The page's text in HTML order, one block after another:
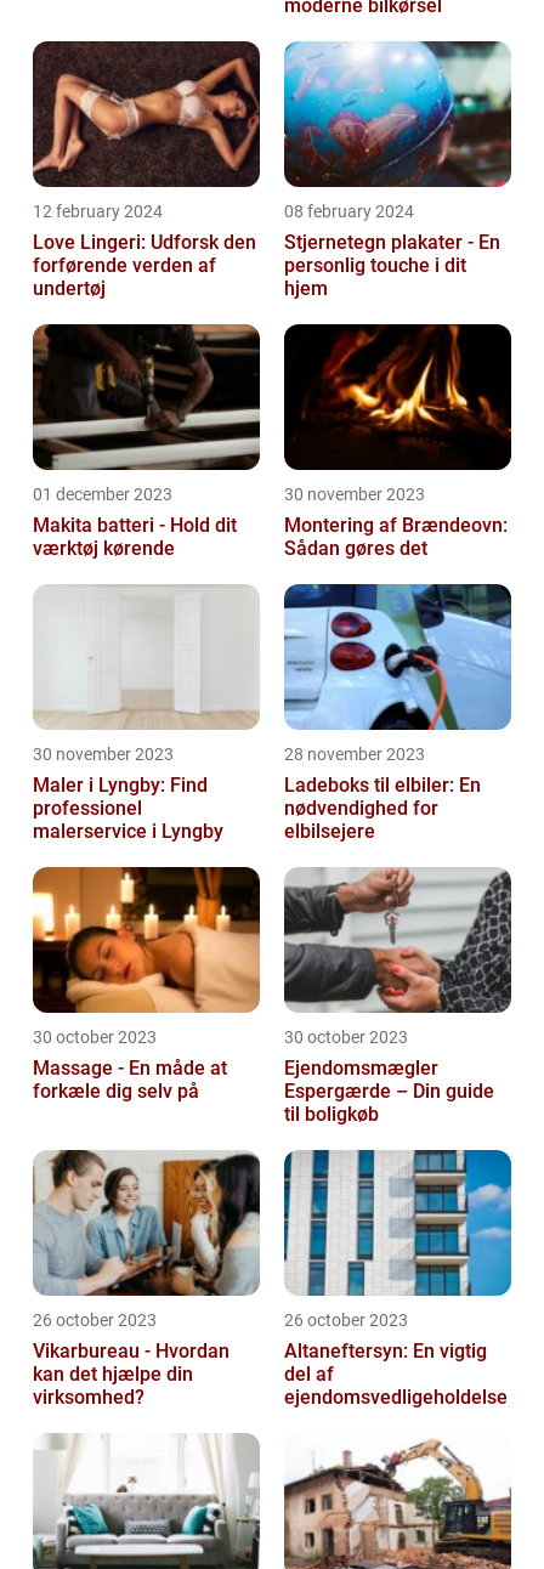
moderne bilkørsel
12 february 2024
Love Lingeri: Udforsk den
forførende verden af
undertøj
08 february 2024
Stjernetegn plakater - En
personlig touche i dit
hjem
01 december 2023
Makita batteri - Hold dit
værktøj kørende
30 november 2023
Montering af Brændeovn:
Sådan gøres det
30 november 2023
Maler i Lyngby: Find
professionel
malerservice i Lyngby
28 november 2023
Ladeboks til elbiler: En
nødvendighed for
elbilsejere
30 october 2023
Massage - En måde at
forkæle dig selv på
30 october 2023
Ejendomsmægler
Espergærde – Din guide
til boligkøb
26 october 2023
Vikarbureau - Hvordan
kan det hjælpe din
virksomhed?
26 october 2023
Altaneftersyn: En vigtig
del af
ejendomsvedligeholdelse